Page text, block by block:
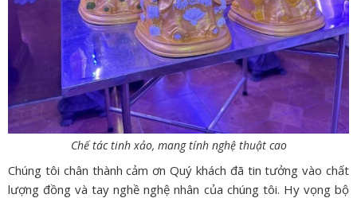
Chế tác tinh xảo, mang tính nghệ thuật cao
Chúng tôi chân thành cảm ơn Quý khách đã tin tưởng vào chất
lượng đồng và tay nghề nghệ nhân của chúng tôi. Hy vọng bộ